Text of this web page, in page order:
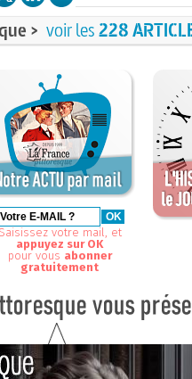
> voir les228
Saisissez votre mail, et
appuyez sur OK
pour vous abonner
gratuitement